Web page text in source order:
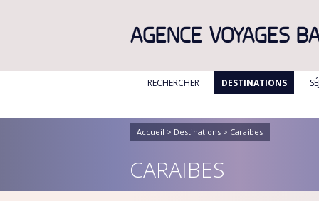
AGENCE VOYAGES
RECHERCHER
DESTINATIONS
ALGÉRIE
Accueil > Destinations > Caraibes
CARAIBES